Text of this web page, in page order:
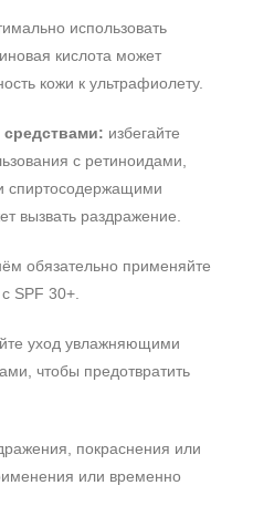
использовать
кислота может
кожи к ультрафиолету.
средствами: избегайте
с ретиноидами,
спиртосодержащими
вызвать раздражение.
обязательно применяйте
SPF 30+.
уход увлажняющими
чтобы предотвратить
покраснения или
или временно